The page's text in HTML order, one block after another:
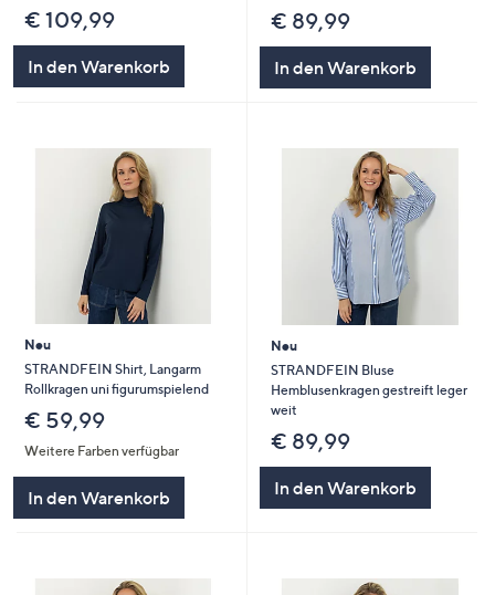
€ 109,99
In den Warenkorb
€ 89,99
In den Warenkorb
Neu
STRANDFEIN Shirt, Langarm
Rollkragen uni figurumspielend
€ 59,99
Weitere Farben verfügbar
In den Warenkorb
Neu
STRANDFEIN Bluse
Hemblusenkragen gestreift leger
weit
€ 89,99
In den Warenkorb